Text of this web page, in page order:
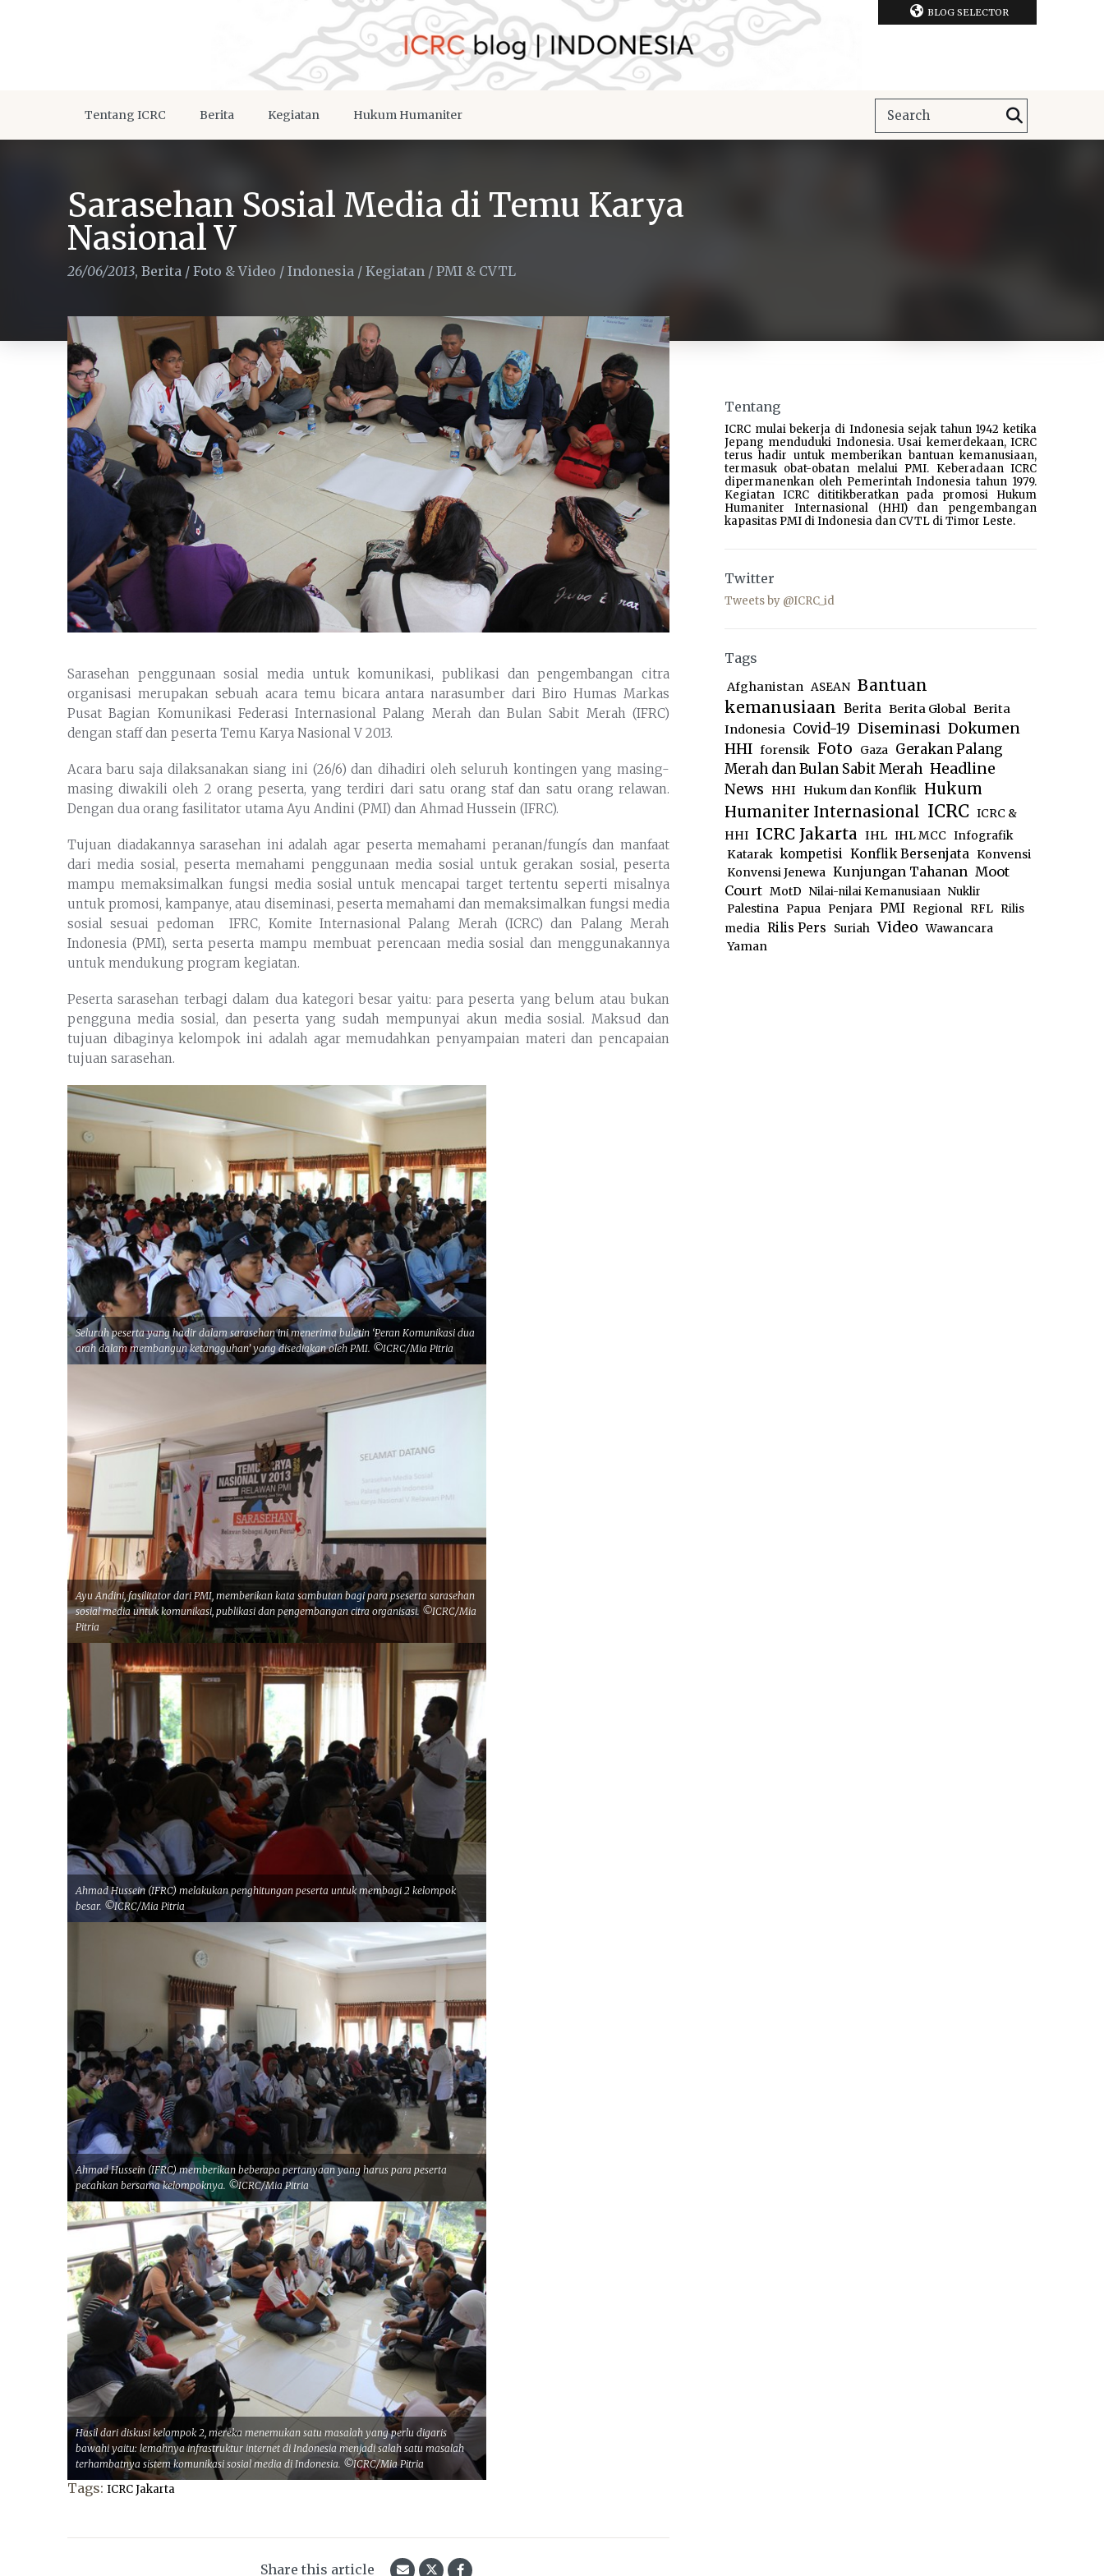
BLOG SELECTOR
Tentang ICRC Berita Kegiatan Hukum Humaniter
Sarasehan Sosial Media di Temu Karya
Nasional V
26/06/2013, Berita / Foto & Video / Indonesia / Kegiatan / PMI & CVTL
Sarasehan penggunaan sosial media untuk komunikasi, publikasi dan pengembangan citra
organisasi merupakan sebuah acara temu bicara antara narasumber dari Biro Humas Markas
Pusat Bagian Komunikasi Federasi Internasional Palang Merah dan Bulan Sabit Merah (IFRC)
dengan staff dan peserta Temu Karya Nasional V 2013.
Acara baru saja dilaksanakan siang ini (26/6) dan dihadiri oleh seluruh kontingen yang masing-
masing diwakili oleh 2 orang peserta, yang terdiri dari satu orang staf dan satu orang relawan.
Dengan dua orang fasilitator utama Ayu Andini (PMI) dan Ahmad Hussein (IFRC).
Tujuan diadakannya sarasehan ini adalah agar peserta memahami peranan/fungís dan manfaat
dari media sosial, peserta memahami penggunaan media sosial untuk gerakan sosial, peserta
mampu memaksimalkan fungsi media sosial untuk mencapai target tertentu seperti misalnya
untuk promosi, kampanye, atau diseminasi, peserta memahami dan memaksimalkan fungsi media
sosial sesuai pedoman IFRC, Komite Internasional Palang Merah (ICRC) dan Palang Merah
Indonesia (PMI), serta peserta mampu membuat perencaan media sosial dan menggunakannya
untuk mendukung program kegiatan.
Peserta sarasehan terbagi dalam dua kategori besar yaitu: para peserta yang belum atau bukan
pengguna media sosial, dan peserta yang sudah mempunyai akun media sosial. Maksud dan
tujuan dibaginya kelompok ini adalah agar memudahkan penyampaian materi dan pencapaian
tujuan sarasehan.
Seluruh peserta yang hadir dalam sarasehan ini menerima buletin ‘Peran Komunikasi dua
arah dalam membangun ketangguhan’ yang disediakan oleh PMI. ©ICRC/Mia Pitria
Ayu Andini, fasilitator dari PMI, memberikan kata sambutan bagi para pseserta sarasehan
sosial media untuk komunikasi, publikasi dan pengembangan citra organisasi. ©ICRC/Mia
Pitria
Ahmad Hussein (IFRC) melakukan penghitungan peserta untuk membagi 2 kelompok
besar. ©ICRC/Mia Pitria
Ahmad Hussein (IFRC) memberikan beberapa pertanyaan yang harus para peserta
pecahkan bersama kelompoknya. ©ICRC/Mia Pitria
Hasil dari diskusi kelompok 2, mereka menemukan satu masalah yang perlu digaris
bawahi yaitu: lemahnya infrastruktur internet di Indonesia menjadi salah satu masalah
terhambatnya sistem komunikasi sosial media di Indonesia. ©ICRC/Mia Pitria
Tags: ICRC Jakarta
Share this article
Tentang
ICRC mulai bekerja di Indonesia sejak tahun 1942 ketika
Jepang menduduki Indonesia. Usai kemerdekaan, ICRC
terus hadir untuk memberikan bantuan kemanusiaan,
termasuk obat-obatan melalui PMI. Keberadaan ICRC
dipermanenkan oleh Pemerintah Indonesia tahun 1979.
Kegiatan ICRC dititikberatkan pada promosi Hukum
Humaniter Internasional (HHI) dan pengembangan
kapasitas PMI di Indonesia dan CVTL di Timor Leste.
Twitter
Tweets by @ICRC_id
Tags
Afghanistan ASEAN Bantuan
kemanusiaan Berita Berita Global Berita
Indonesia Covid-19 Diseminasi Dokumen
HHI forensik Foto Gaza Gerakan Palang
Merah dan Bulan Sabit Merah Headline
News
HHI Hukum dan Konflik Hukum
Humaniter Internasional ICRC ICRC &
HHI ICRC Jakarta IHL IHL MCC Infografik
Katarak kompetisi Konflik Bersenjata Konvensi
Konvensi Jenewa Kunjungan Tahanan Moot
Court MotD Nilai-nilai Kemanusiaan Nuklir
Palestina
Papua Penjara PMI Regional RFL
Rilis
media Rilis Pers Suriah Video Wawancara
Yaman